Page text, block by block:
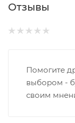
Отзывы
Помогите
выбором -
своим